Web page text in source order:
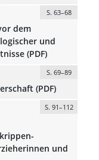
S. 63–68
dem
und
(PDF)
S. 69–89
(PDF)
S. 91–112
und